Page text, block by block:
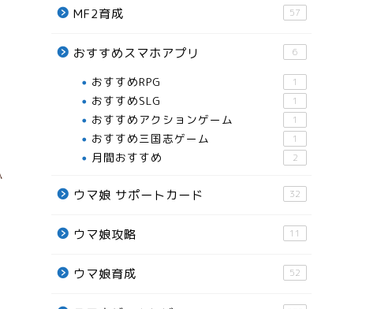
MF2育成 57
おすすめスマホアプリ 6
おすすめRPG 1
おすすめSLG 1
おすすめアクションゲーム 1
おすすめ三国志ゲーム 1
月間おすすめ 2
ウマ娘 サポートカード 32
ウマ娘攻略 11
ウマ娘育成 52